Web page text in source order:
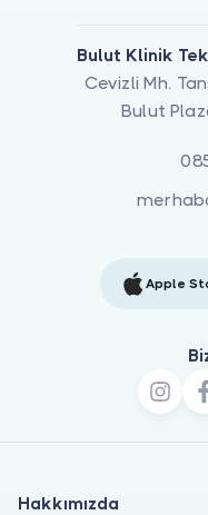
Bulut Klinik
Cevizli Mh.
Bulut
Apple
Hakkımızda